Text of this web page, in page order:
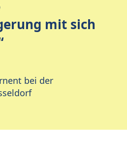
mit sich
bei der